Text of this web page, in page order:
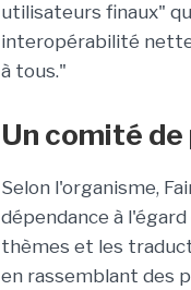
utilisateurs finaux"
interopérabilité
à tous."
Un comité
Selon l'organisme,
dépendance à
thèmes et les
en rassemblant des